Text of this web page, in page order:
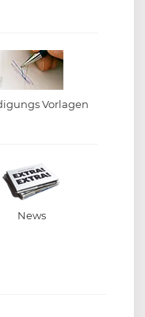
Vorlagen
News